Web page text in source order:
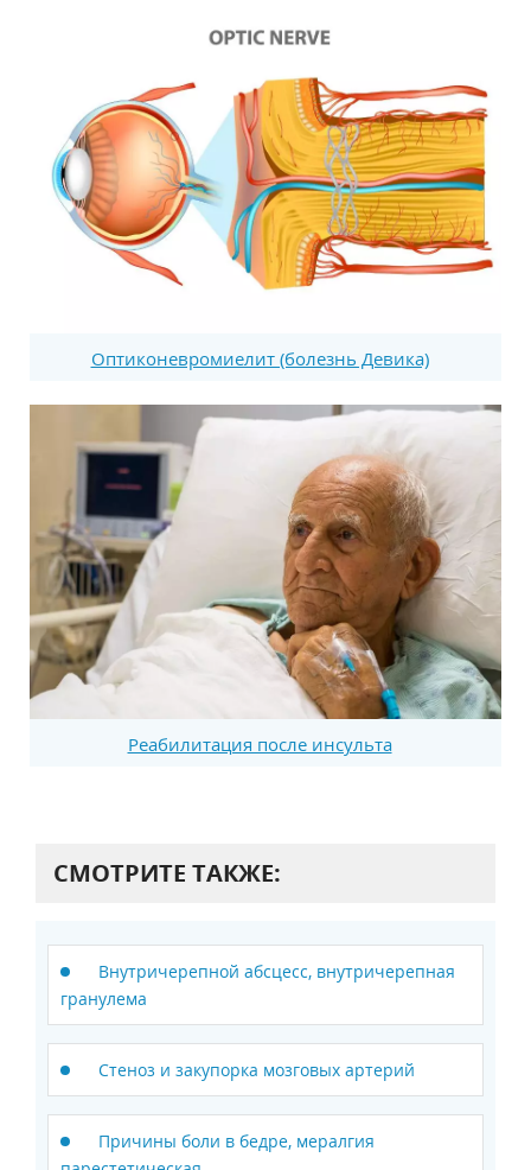
Оптиконевромиелит (болезнь Девика)
Реабилитация после инсульта
СМОТРИТЕ ТАКЖЕ:
Внутричерепной абсцесс, внутричерепная
гранулема
Стеноз и закупорка мозговых артерий
Причины боли в бедре, мералгия